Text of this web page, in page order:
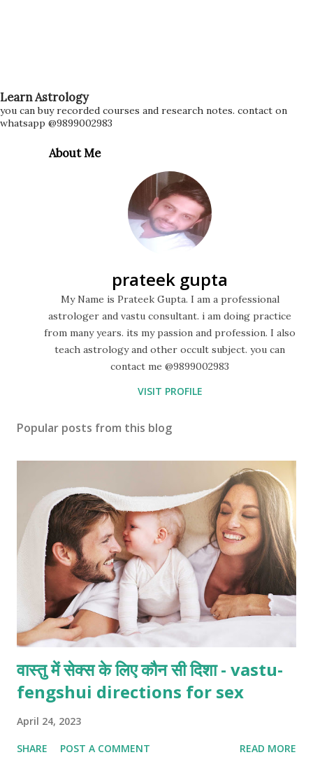
Learn Astrology
you can buy recorded courses and research notes. contact on
whatsapp @9899002983
About Me
prateek gupta
My Name is Prateek Gupta. I am a professional
astrologer and vastu consultant. i am doing practice
from many years. its my passion and profession. I also
teach astrology and other occult subject. you can
contact me @9899002983
VISIT PROFILE
Popular posts from this blog
वास्तु में सेक्स के लिए कौन सी दिशा - vastu-
fengshui directions for sex
April 24, 2023
SHARE POST A COMMENT READ MORE